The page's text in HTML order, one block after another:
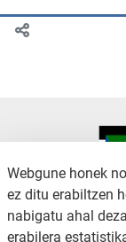
Webgune honek
ez ditu erabiltzen
nabigatu ahal
erabilera